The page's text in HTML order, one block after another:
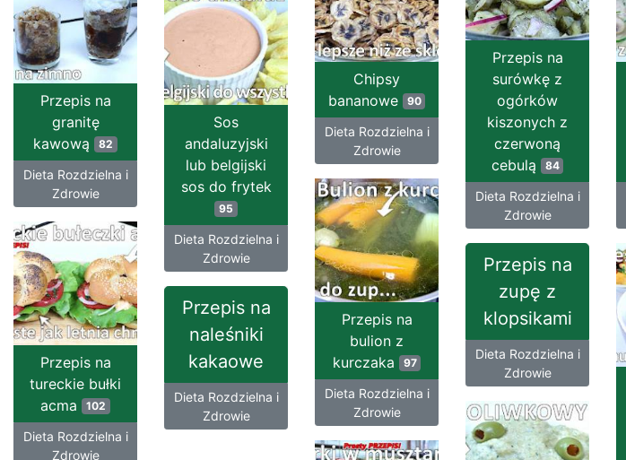
Przepis na
surówkę z
ogórków
kiszonych z
czerwoną
cebulą
84
Dieta Rozdzielna i
Zdrowie
Chipsy
bananowe
90
Dieta Rozdzielna i
Zdrowie
Przepis na
granitę
kawową 82
Dieta Rozdzielna i
Zdrowie
Sos
andaluzyjski
lub belgijski
sos do frytek
95
Dieta Rozdzielna i
Zdrowie
Przepis na
bulion z
kurczaka
97
Dieta Rozdzielna i
Zdrowie
Przepis na
tureckie bułki
acma 102
Dieta Rozdzielna i
Zdrowie
Przepis na
zupę z
klopsikami
Dieta Rozdzielna i
Zdrowie
Przepis na
naleśniki
kakaowe
Dieta Rozdzielna i
Zdrowie